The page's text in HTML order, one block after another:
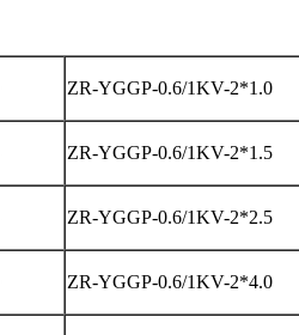
ZR-YGGP-0.6/1KV-2*1.0
ZR-YGGP-0.6/1KV-2*1.5
ZR-YGGP-0.6/1KV-2*2.5
ZR-YGGP-0.6/1KV-2*4.0